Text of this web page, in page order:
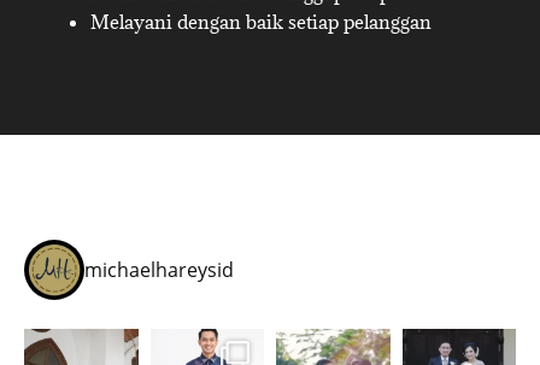
Melayani dengan baik setiap pelanggan
michaelhareysid